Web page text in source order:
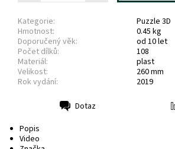
Kategorie:
Puzzle 3D
Hmotnost:
0.45 kg
Doporučený věk:
od 10 let
Počet dílků:
108
Materiál:
plast
Velikost:
260 mm
Rok vydání:
2019
Dotaz
Popis
Video